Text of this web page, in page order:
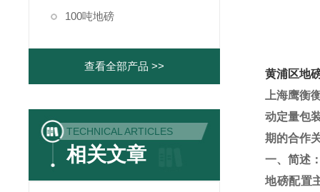
100吨地磅
查看全部产品 >>
TECHNICAL ARTICLES
相关文章
黄浦区地
上海鹰衡
动定量包
期的合作
一、简述
地磅配置